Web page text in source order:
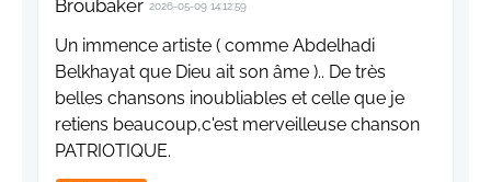
Broubaker 2026-05-09 14:12:59
Un immence artiste ( comme Abdelhadi
Belkhayat que Dieu ait son âme ).. De très
belles chansons inoubliables et celle que je
retiens beaucoup,c'est merveilleuse chanson
PATRIOTIQUE.